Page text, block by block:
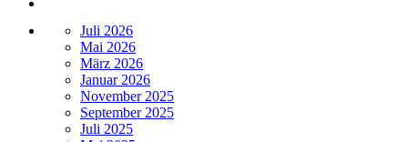
Juli 2026
Mai 2026
März 2026
Januar 2026
November 2025
September 2025
Juli 2025